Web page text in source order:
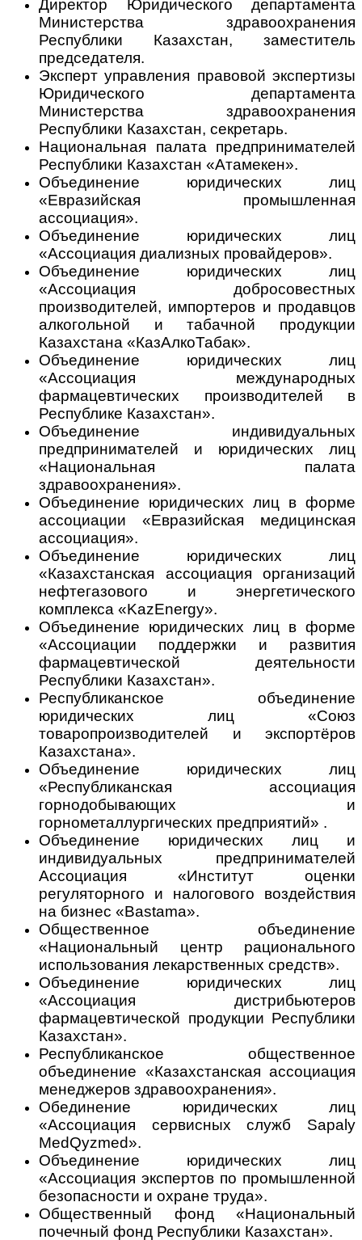
Директор Юридического департамента
Министерства здравоохранения
Республики Казахстан, заместитель
председателя.
Эксперт управления правовой экспертизы
Юридического департамента
Министерства здравоохранения
Республики Казахстан, секретарь.
Национальная палата предпринимателей
Республики Казахстан «Атамекен».
Объединение юридических лиц
«Евразийская промышленная
ассоциация».
Объединение юридических лиц
«Ассоциация диализных провайдеров».
Объединение юридических лиц
«Ассоциация добросовестных
производителей, импортеров и продавцов
алкогольной и табачной продукции
Казахстана «КазАлкоТабак».
Объединение юридических лиц
«Ассоциация международных
фармацевтических производителей в
Республике Казахстан».
Объединение индивидуальных
предпринимателей и юридических лиц
«Национальная палата
здравоохранения».
Объединение юридических лиц в форме
ассоциации «Евразийская медицинская
ассоциация».
Объединение юридических лиц
«Казахстанская ассоциация организаций
нефтегазового и энергетического
комплекса «KazEnergy».
Объединение юридических лиц в форме
«Ассоциации поддержки и развития
фармацевтической деятельности
Республики Казахстан».
Республиканское объединение
юридических лиц «Союз
товаропроизводителей и экспортёров
Казахстана».
Объединение юридических лиц
«Республиканская ассоциация
горнодобывающих и
горнометаллургических предприятий» .
Объединение юридических лиц и
индивидуальных предпринимателей
Ассоциация «Институт оценки
регуляторного и налогового воздействия
на бизнес «Bastama».
Общественное объединение
«Национальный центр рационального
использования лекарственных средств».
Объединение юридических лиц
«Ассоциация дистрибьютеров
фармацевтической продукции Республики
Казахстан».
Республиканское общественное
объединение «Казахстанская ассоциация
менеджеров здравоохранения».
Обединение юридических лиц
«Ассоциация сервисных служб Sapaly
MedQyzmed».
Объединение юридических лиц
«Ассоциация экспертов по промышленной
безопасности и охране труда».
Общественный фонд «Национальный
почечный фонд Республики Казахстан».